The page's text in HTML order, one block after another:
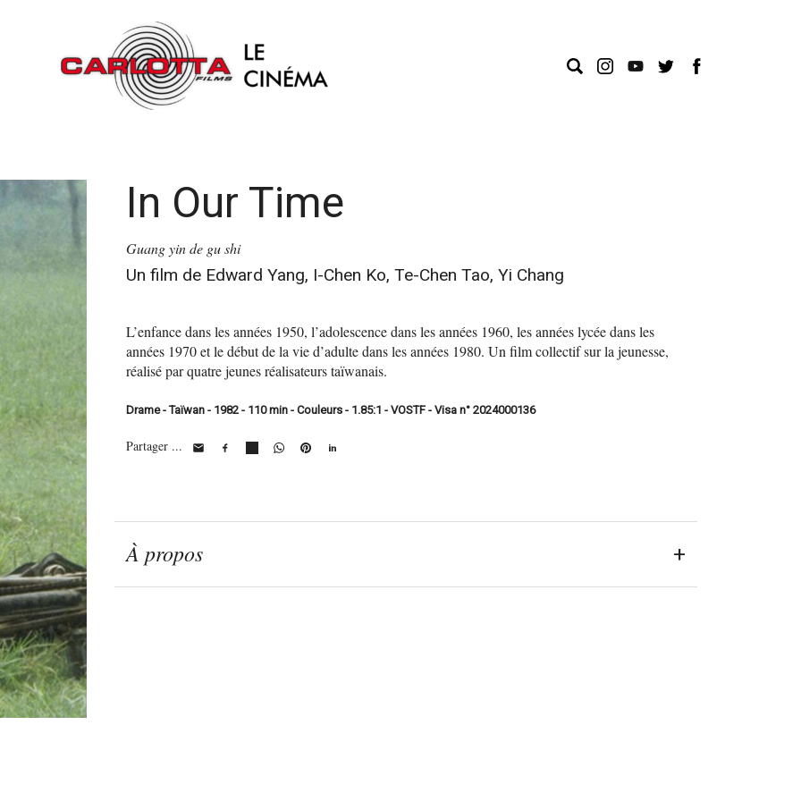
In Our Time
Guang yin de gu shi
Un film de Edward Yang, I-Chen Ko, Te-Chen Tao, Yi Chang
L’enfance dans les années 1950, l’adolescence dans les années 1960, les années lycée dans les
années 1970 et le début de la vie d’adulte dans les années 1980. Un film collectif sur la jeunesse,
réalisé par quatre jeunes réalisateurs taïwanais.
Drame - Taïwan - 1982 - 110 min - Couleurs - 1.85:1 - VOSTF - Visa n° 2024000136
Partager ...
À propos